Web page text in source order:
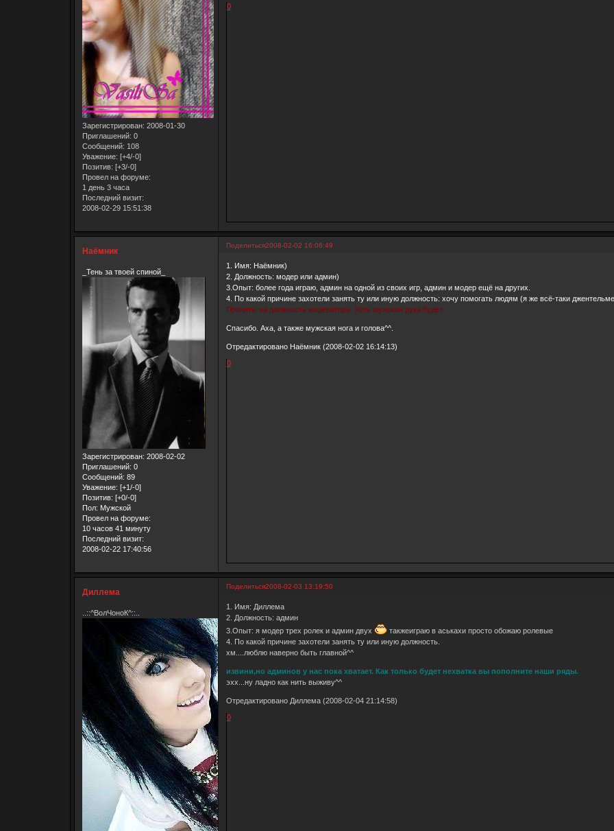
Зарегистрирован: 2008-01-30
Приглашений: 0
Сообщений: 108
Уважение: [+4/-0]
Позитив: [+3/-0]
Провел на форуме:
1 день 3 часа
Последний визит:
2008-02-29 15:51:38
0
Поделиться2008-02-02 16:06:49
Наёмник
_Тень за твоей спиной_
Зарегистрирован: 2008-02-02
Приглашений: 0
Сообщений: 89
Уважение: [+1/-0]
Позитив: [+0/-0]
Пол: Мужской
Провел на форуме:
10 часов 41 минуту
Последний визит:
2008-02-22 17:40:56
1. Имя: Наёмник)
2. Должность: модер или админ)
3.Опыт: более года играю, админ на одной из своих игр, админ и модер ещё на других.
4. По какой причине захотели занять ту или иную должность: хочу помогать людям (я же всё-таки
Приняты на должность модератора. Хоть мужская рука будет.
Спасибо. Аха, а также мужская нога и голова^^.
Отредактировано Наёмник (2008-02-02 16:14:13)
0
Поделиться2008-02-03 13:19:50
Диллема
..::^ВолЧоноК^::..
1. Имя: Диллема
2. Должность: админ
3.Опыт: я модер трех ролек и админ двух
такжеиграю в аськахи просто обожаю ролевые
4. По какой причине захотели занять ту или иную должность.
хм....люблю наверно быть главной^^
извини,но админов у нас пока хватает. Как только будет нехватка вы пополните наши ряды.
эхх...ну ладно как нить выживу^^
Отредактировано Диллема (2008-02-04 21:14:58)
0